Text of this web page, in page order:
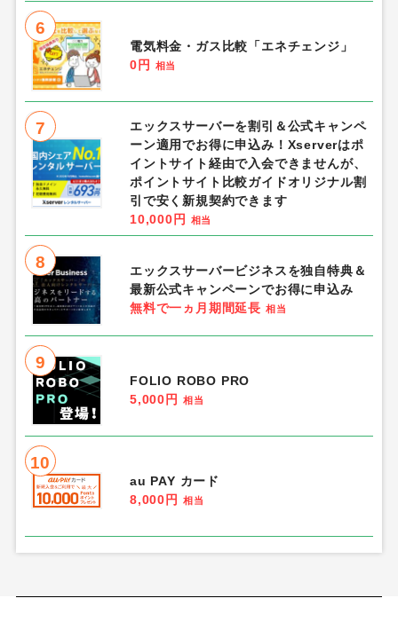
6
電気料金・ガス比較「エネチェンジ」
0円
相当
7
エックスサーバーを割引＆公式キャンペ
ーン適用でお得に申込み！Xserverはポ
イントサイト経由で入会できませんが、
ポイントサイト比較ガイドオリジナル割
引で安く新規契約できます
10,000円
相当
8
エックスサーバービジネスを独自特典＆
最新公式キャンペーンでお得に申込み
無料で一ヵ月期間延長 相当
9
FOLIO ROBO PRO
5,000円
相当
10
au PAY カード
8,000円
相当